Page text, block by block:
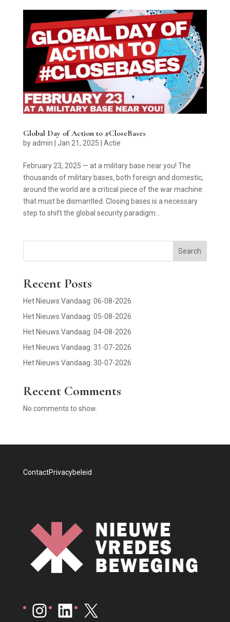
Global Day of Action to #CloseBases
byadmin Jan 21, 2025 Actie
February 23, 2025 — at a military base near you! The
thousands of military bases, both foreign and domestic,
around the world are a critical piece of the war machine
that must be dismantled. Closing bases is a necessary
step to shift the global security paradigm...
Search
Recent Posts
Het Nieuws Vandaag: 06-08-2026
Het Nieuws Vandaag: 05-08-2026
Het Nieuws Vandaag: 04-08-2026
Het Nieuws Vandaag: 31-07-2026
Het Nieuws Vandaag: 30-07-2026
Recent Comments
No comments to show.
ContactPrivacybeleid
Instagram
LinkedIn
X